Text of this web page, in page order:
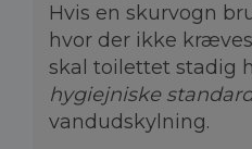
Hvis en skurvogn
hvor der ikke
skal toilettet stadig
hygiejniske
vandudskylning.